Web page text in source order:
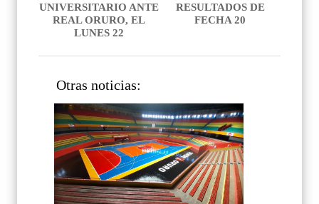
RESULTADOS DE
FECHA 20
UNIVERSITARIO ANTE
REAL ORURO, EL
LUNES 22
Otras noticias: